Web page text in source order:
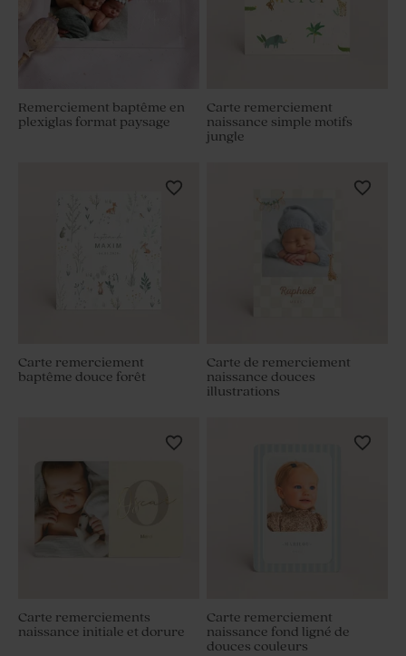
Remerciement baptême en
plexiglas format paysage
Carte remerciement
naissance simple motifs
jungle
Carte remerciement
baptême douce forêt
Carte de remerciement
naissance douces
illustrations
Carte remerciements
naissance initiale et dorure
Carte remerciement
naissance fond ligné de
douces couleurs